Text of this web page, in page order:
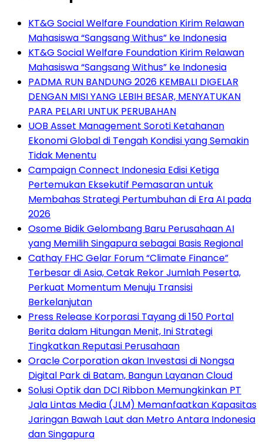
KT&G Social Welfare Foundation Kirim Relawan
Mahasiswa “Sangsang Withus” ke Indonesia
KT&G Social Welfare Foundation Kirim Relawan
Mahasiswa “Sangsang Withus” ke Indonesia
PADMA RUN BANDUNG 2026 KEMBALI DIGELAR
DENGAN MISI YANG LEBIH BESAR, MENYATUKAN
PARA PELARI UNTUK PERUBAHAN
UOB Asset Management Soroti Ketahanan
Ekonomi Global di Tengah Kondisi yang Semakin
Tidak Menentu
Campaign Connect Indonesia Edisi Ketiga
Pertemukan Eksekutif Pemasaran untuk
Membahas Strategi Pertumbuhan di Era AI pada
2026
Osome Bidik Gelombang Baru Perusahaan AI
yang Memilih Singapura sebagai Basis Regional
Cathay FHC Gelar Forum “Climate Finance”
Terbesar di Asia, Cetak Rekor Jumlah Peserta,
Perkuat Momentum Menuju Transisi
Berkelanjutan
Press Release Korporasi Tayang di 150 Portal
Berita dalam Hitungan Menit, Ini Strategi
Tingkatkan Reputasi Perusahaan
Oracle Corporation akan Investasi di Nongsa
Digital Park di Batam, Bangun Layanan Cloud
Solusi Optik dan DCI Ribbon Memungkinkan PT
Jala Lintas Media (JLM) Memanfaatkan Kapasitas
Jaringan Bawah Laut dan Metro Antara Indonesia
dan Singapura